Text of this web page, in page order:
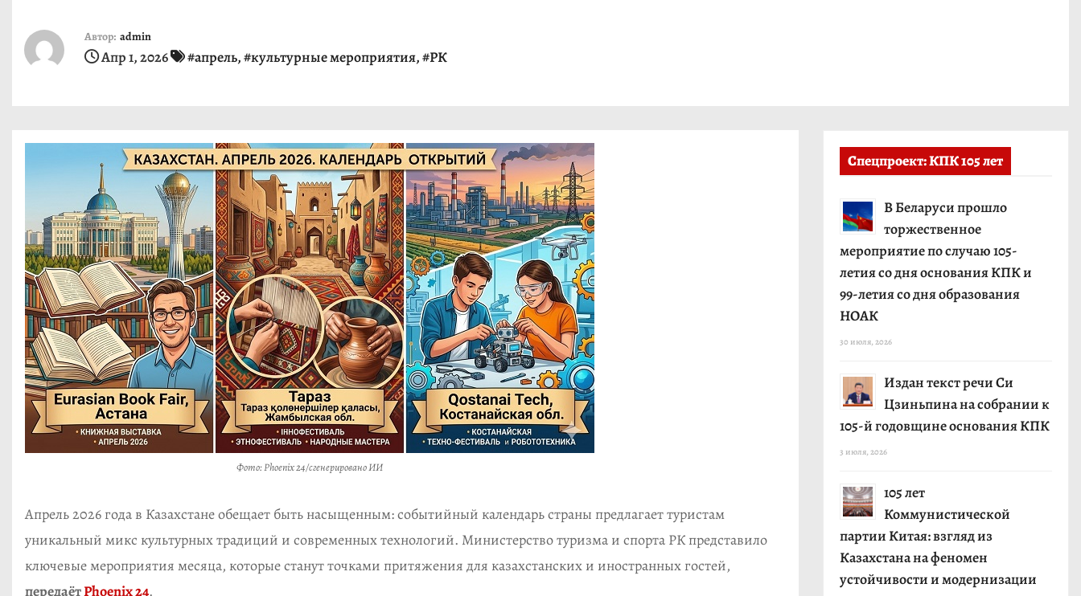
Автор: admin
Апр 1, 2026 #апрель,#культурные мероприятия,#РК
Фото: Phoenix 24/сгенерировано ИИ
Апрель 2026 года в Казахстане обещает быть насыщенным: событийный календарь страны предлагает туристам
уникальный микс культурных традиций и современных технологий. Министерство туризма и спорта РК представило
ключевые мероприятия месяца, которые станут точками притяжения для казахстанских и иностранных гостей,
передаётPhoenix 24.
Спецпроект: КПК 105 лет
В Беларуси прошло
торжественное
мероприятие по случаю 105-
летия со дня основания КПК и
99-летия со дня образования
НОАК
30 июля, 2026
Издан текст речи Си
Цзиньпина на собрании к
105-й годовщине основания КПК
3 июля, 2026
105 лет
Коммунистической
партии Китая: взгляд из
Казахстана на феномен
устойчивости и модернизации